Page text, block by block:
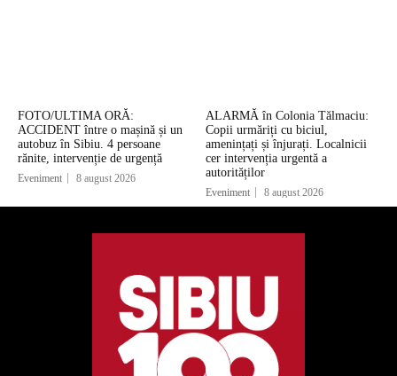
FOTO/ULTIMA ORĂ:
ACCIDENT între o mașină și un
autobuz în Sibiu. 4 persoane
rănite, intervenție de urgență
Eveniment 8 august 2026
ALARMĂ în Colonia Tălmaciu:
Copii urmăriți cu biciul,
amenințați și înjurați. Localnicii
cer intervenția urgentă a
autorităților
Eveniment 8 august 2026